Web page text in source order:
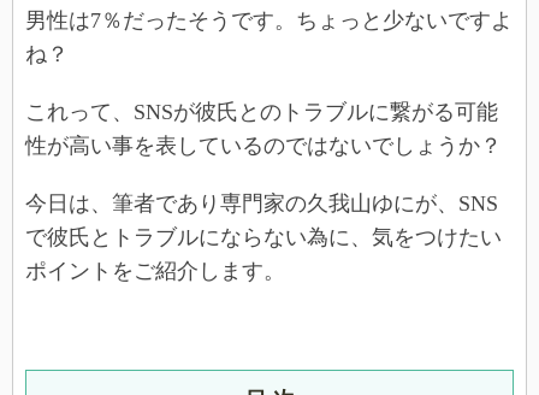
男性は7％だったそうです。ちょっと少ないですよ
ね？
これって、SNSが彼氏とのトラブルに繋がる可能
性が高い事を表しているのではないでしょうか？
今日は、筆者であり専門家の久我山ゆにが、SNS
で彼氏とトラブルにならない為に、気をつけたい
ポイントをご紹介します。